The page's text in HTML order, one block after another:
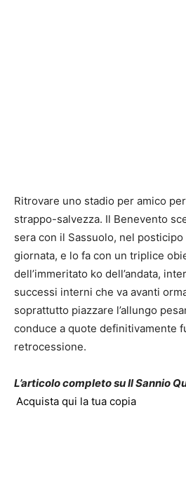
Ritrovare uno stadio per amico
strappo-salvezza. Il Benevento
sera con il Sassuolo, nel
giornata, e lo fa con un triplice
dell’immeritato ko dell’andata,
successi interni che va avanti
soprattutto piazzare l’allungo
conduce a quote definitivamente
retrocessione.
L’articolo completo su Il Sannio
Acquista qui la tua copia